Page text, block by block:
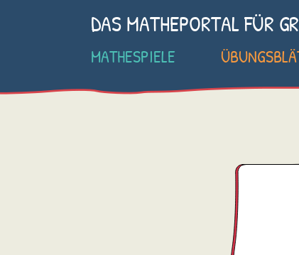
DAS MATHEPORTAL FÜR
MATHESPIELE